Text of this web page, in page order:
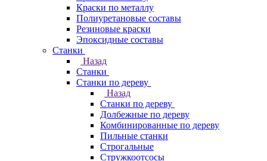
Краски по металлу
Полиуретановые составы
Резиновые краски
Эпоксидные составы
Станки
Назад
Станки
Станки по дереву
Назад
Станки по дереву
Долбежные по дереву
Комбинированные по дереву
Пильные станки
Строгальные
Стружкоотсосы